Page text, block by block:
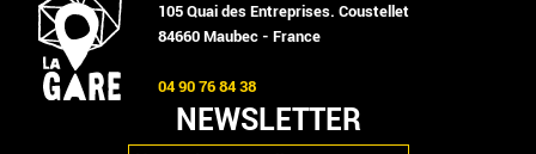
105 Quai des Entreprises. Coustellet
84660 Maubec - France
04 90 76 84 38
NEWSLETTER